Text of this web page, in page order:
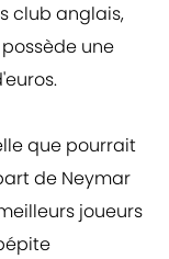
club anglais,
une
que pourrait
de Neymar
joueurs